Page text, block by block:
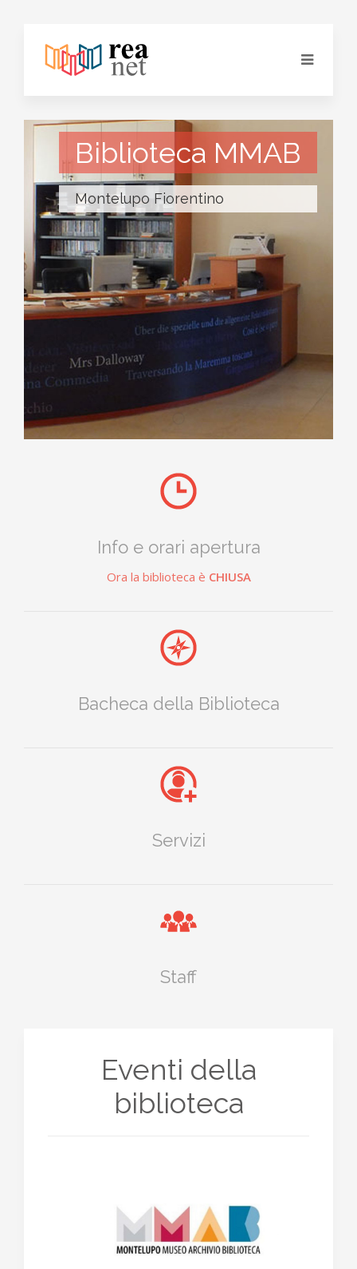
Biblioteca MMAB
Montelupo Fiorentino
Info e orari apertura
Ora la biblioteca è CHIUSA
Bacheca della Biblioteca
Servizi
Staff
Eventi della
biblioteca